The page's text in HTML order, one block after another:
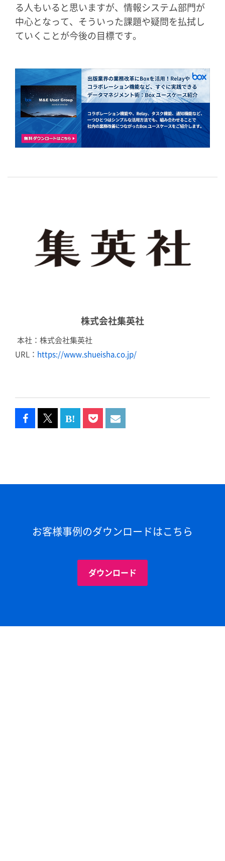
る人もいると思いますが、情報システム部門が
中心となって、そういった課題や疑問を払拭し
ていくことが今後の目標です。
株式会社集英社
本社：株式会社集英社
URL： https://www.shueisha.co.jp/
お客様事例のダウンロードはこちら
ダウンロード